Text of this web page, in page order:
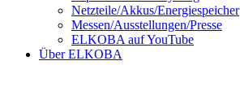
Netzteile/Akkus/Energiespeicher
Messen/Ausstellungen/Presse
ELKOBA auf YouTube
Über ELKOBA